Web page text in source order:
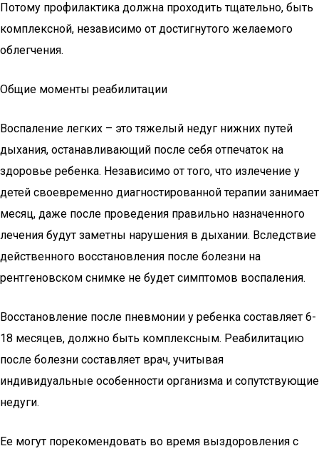
Потому профилактика должна проходить тщательно, быть
комплексной, независимо от достигнутого желаемого
облегчения.
Общие моменты реабилитации
Воспаление легких – это тяжелый недуг нижних путей
дыхания, останавливающий после себя отпечаток на
здоровье ребенка. Независимо от того, что излечение у
детей своевременно диагностированной терапии занимает
месяц, даже после проведения правильно назначенного
лечения будут заметны нарушения в дыхании. Вследствие
действенного восстановления после болезни на
рентгеновском снимке не будет симптомов воспаления.
Восстановление после пневмонии у ребенка составляет 6-
18 месяцев, должно быть комплексным. Реабилитацию
после болезни составляет врач, учитывая
индивидуальные особенности организма и сопутствующие
недуги.
Ее могут порекомендовать во время выздоровления с